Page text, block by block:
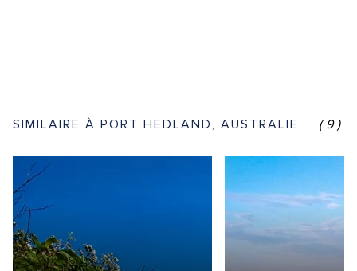
SIMILAIRE À PORT HEDLAND, AUSTRALIE (9)